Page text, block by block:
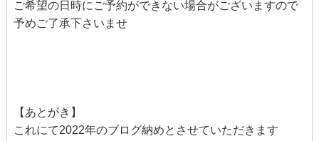
ご希望の日時にご予約ができない場合がございますので
予めご了承下さいませ
【あとがき】
これにて2022年のブログ納めとさせていただきます